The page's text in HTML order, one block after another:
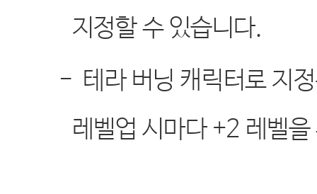
지정할 수 있습니다.
- 테라 버닝 캐릭터로 지
레벨업 시마다+2 레벨